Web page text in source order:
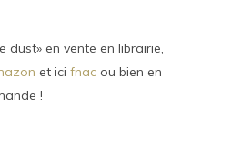
dust» en vente en librairie,
et ici fnac ou bien en
!